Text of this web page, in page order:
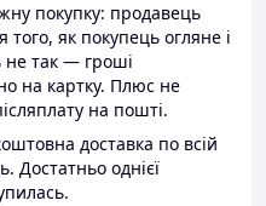
покупку: продавець
як покупець огляне і
так — гроші
на картку. Плюс не
на пошті.
доставка по всій
Достатньо однієї